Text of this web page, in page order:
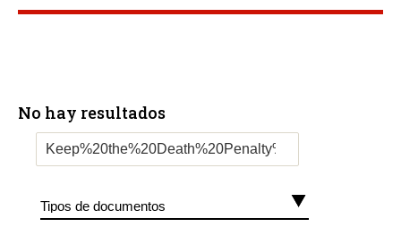
No hay resultados